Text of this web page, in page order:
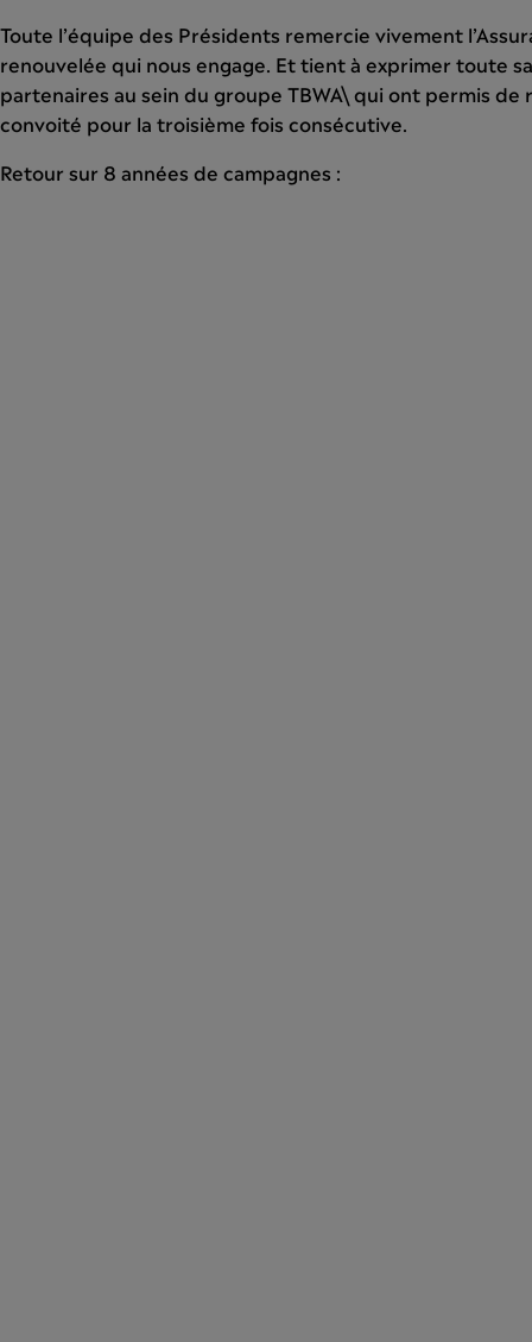
Toute l’équipe des Présidents remercie vivement
renouvelée qui nous engage. Et tient à exprimer toute
partenaires au sein du groupe TBWA\ qui ont permis
convoité pour la troisième fois consécutive.
Retour sur 8 années de campagnes :